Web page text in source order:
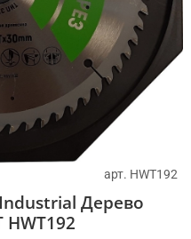
арт. HWT192
Дерево